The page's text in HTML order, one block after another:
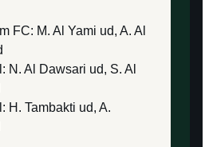
FC: M. Al Yami ud, A. Al
N. Al Dawsari ud, S. Al
H. Tambakti ud, A.